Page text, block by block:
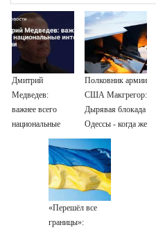
Дмитрий
Медведев:
важнее всего
национальные
интересы России
Полковник армии
США Макгрегор:
Дырявая блокада
Одессы - когда же
в командовании
ВМФ России за
это полетят
головы?
«Перешёл все
границы»: